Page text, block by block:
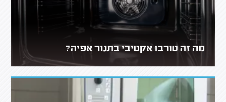
מה זה טורבו אקטיבי בתנור אפיה?